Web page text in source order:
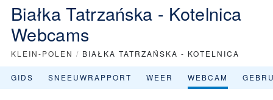
Białka Tatrzańska - Kotelnica
Webcams
KLEIN-POLEN / BIAŁKA TATRZAŃSKA - KOTELNICA
GIDS SNEEUWRAPPORT WEER WEBCAM